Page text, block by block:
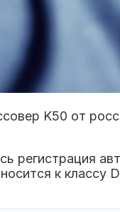
K50 от
регистрация
к классу